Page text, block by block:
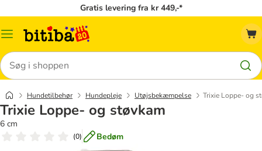
Gratis levering fra kr 449,-*
Menu
Søg
Hundetilbehør Hundepleje Utøjsbekæmpelse Trixie Loppe- og
Trixie Loppe- og støvkam
6 cm
(0) Bedøm